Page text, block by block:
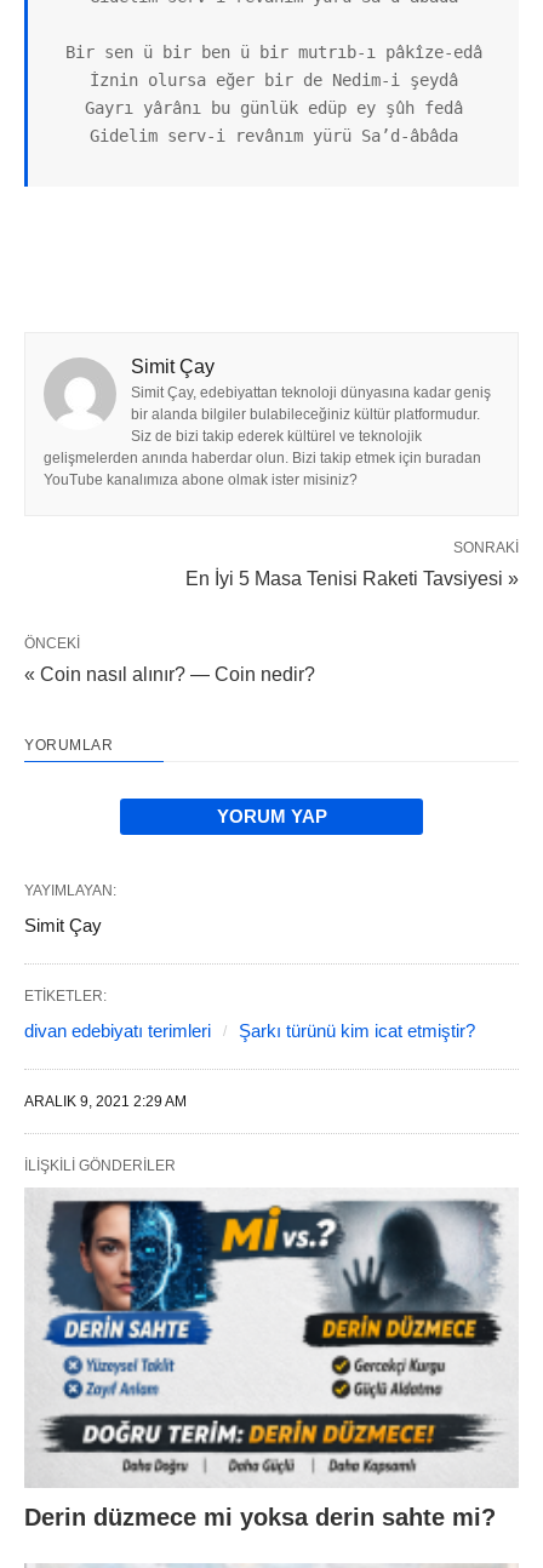
Bir sen ü bir ben ü bir mutrıb-ı pâkîze-edâ
İznin olursa eğer bir de Nedim-i şeydâ
Gayrı yârânı bu günlük edüp ey şûh fedâ
Gidelim serv-i revânım yürü Sa’d-âbâda
Simit Çay
Simit Çay, edebiyattan teknoloji dünyasına kadar geniş
bir alanda bilgiler bulabileceğiniz kültür platformudur.
Siz de bizi takip ederek kültürel ve teknolojik
gelişmelerden anında haberdar olun. Bizi takip etmek için buradan
YouTube kanalımıza abone olmak ister misiniz?
SONRAKI
En İyi 5 Masa Tenisi Raketi Tavsiyesi »
ÖNCEKI
« Coin nasıl alınır? — Coin nedir?
YORUMLAR
YORUM YAP
YAYIMLAYAN:
Simit Çay
ETIKETLER:
divan edebiyatı terimleri Şarkı türünü kim icat etmiştir?
ARALIK 9, 2021 2:29 AM
İLIŞKILI GÖNDERILER
Derin düzmece mi yoksa derin sahte mi?